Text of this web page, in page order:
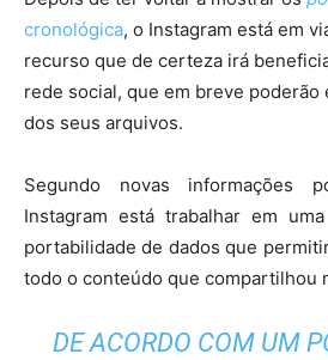
cronológica, o Instagram está em
recurso que de certeza irá
rede social, que em breve poderão
dos seus arquivos.
Segundo novas informações
Instagram está trabalhar em
portabilidade de dados que
todo o conteúdo que compartilhou
DE ACORDO COM UM